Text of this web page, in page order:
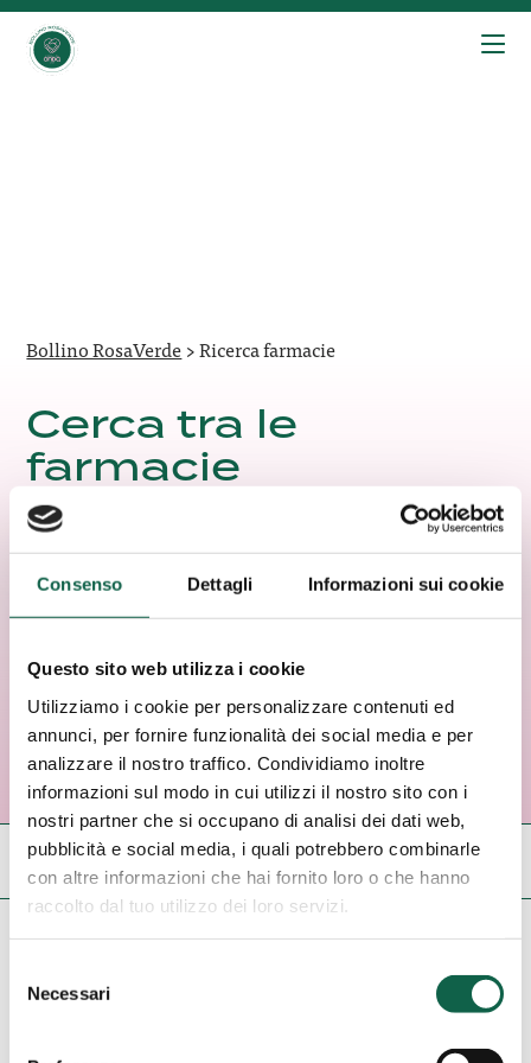
Consenso Dettagli Informazioni sui cookie
Questo sito web utilizza i cookie
Utilizziamo i cookie per personalizzare contenuti ed
annunci, per fornire funzionalità dei social media e per
analizzare il nostro traffico. Condividiamo inoltre
informazioni sul modo in cui utilizzi il nostro sito con i
nostri partner che si occupano di analisi dei dati web,
pubblicità e social media, i quali potrebbero combinarle
con altre informazioni che hai fornito loro o che hanno
raccolto dal tuo utilizzo dei loro servizi.
delNecessari
Bollino RosaVerde>Ricerca farmacie
Cerca tra le
farmacie
riconosciute dal
Bollino Rosa Verde
in tutta Italia
Cerca tra le farmacie(apri
il
pannello
di
filtro